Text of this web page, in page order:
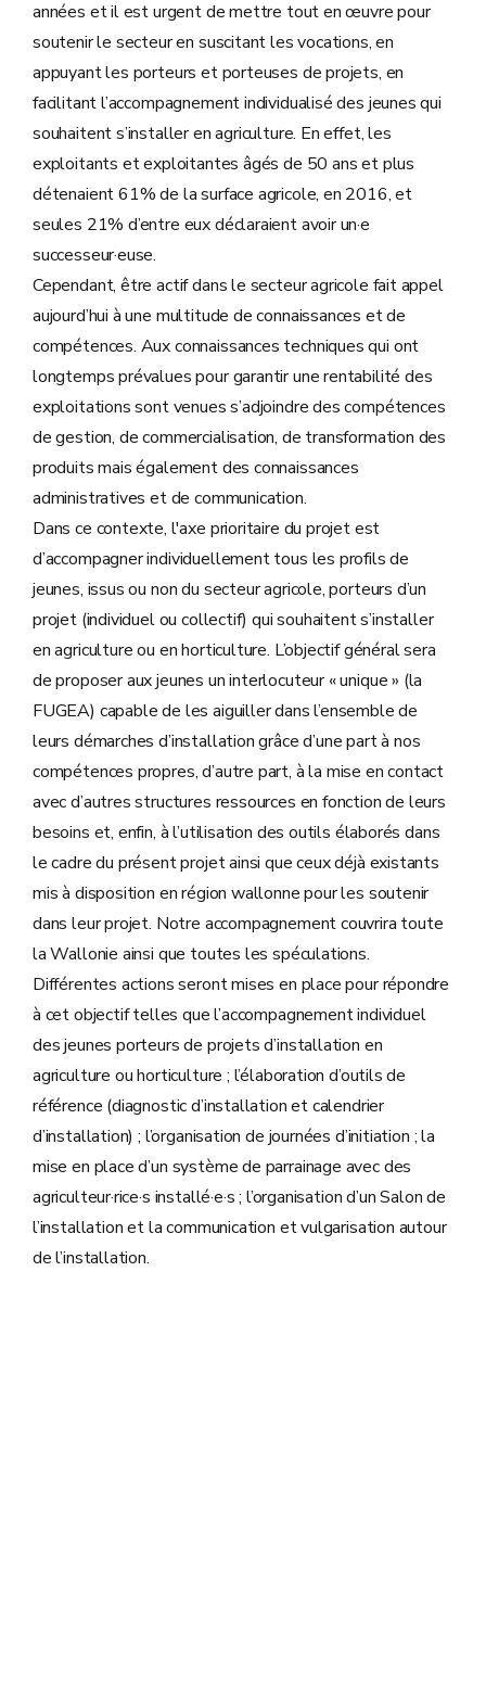
années et il est urgent de mettre tout en œuvre pour
soutenir le secteur en suscitant les vocations, en
appuyant les porteurs et porteuses de projets, en
facilitant l’accompagnement individualisé des jeunes qui
souhaitent s’installer en agriculture. En effet, les
exploitants et exploitantes âgés de 50 ans et plus
détenaient 61% de la surface agricole, en 2016, et
seules 21% d’entre eux déclaraient avoir un·e
successeur·euse.
Cependant, être actif dans le secteur agricole fait appel
aujourd’hui à une multitude de connaissances et de
compétences. Aux connaissances techniques qui ont
longtemps prévalues pour garantir une rentabilité des
exploitations sont venues s’adjoindre des compétences
de gestion, de commercialisation, de transformation des
produits mais également des connaissances
administratives et de communication.
Dans ce contexte, l'axe prioritaire du projet est
d’accompagner individuellement tous les profils de
jeunes, issus ou non du secteur agricole, porteurs d’un
projet (individuel ou collectif) qui souhaitent s’installer
en agriculture ou en horticulture. L’objectif général sera
de proposer aux jeunes un interlocuteur « unique » (la
FUGEA) capable de les aiguiller dans l’ensemble de
leurs démarches d’installation grâce d’une part à nos
compétences propres, d’autre part, à la mise en contact
avec d’autres structures ressources en fonction de leurs
besoins et, enfin, à l’utilisation des outils élaborés dans
le cadre du présent projet ainsi que ceux déjà existants
mis à disposition en région wallonne pour les soutenir
dans leur projet. Notre accompagnement couvrira toute
la Wallonie ainsi que toutes les spéculations.
Différentes actions seront mises en place pour répondre
à cet objectif telles que l’accompagnement individuel
des jeunes porteurs de projets d’installation en
agriculture ou horticulture ; l’élaboration d’outils de
référence (diagnostic d’installation et calendrier
d’installation) ; l’organisation de journées d’initiation ; la
mise en place d’un système de parrainage avec des
agriculteur·rice·s installé·e·s ; l’organisation d’un Salon de
l’installation et la communication et vulgarisation autour
de l’installation.